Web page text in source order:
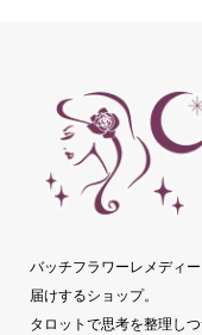
バッチフラワーレメディ
届けするショップ。
タロットで思考を整理し